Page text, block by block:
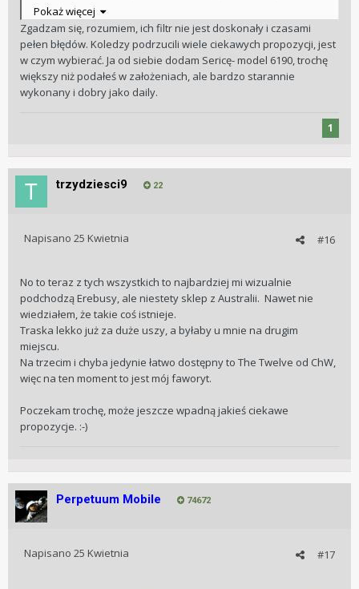
skonsultować temat.
Pokaż więcej
Zgadzam się, rozumiem, ich filtr nie jest doskonały i czasami
pełen błędów. Koledzy podrzucili wiele ciekawych propozycji, jest
w czym wybierać. Ja od siebie dodam Sericę- model 6190, trochę
większy niż podałeś w założeniach, ale bardzo starannie
wykonany i dobry jako daily.
1
trzydziesci9 22
#16
Napisano 25 Kwietnia
No to teraz z tych wszystkich to najbardziej mi wizualnie
podchodzą Erebusy, ale niestety sklep z Australii. Nawet nie
wiedziałem, że takie coś istnieje.
Traska lekko już za duże uszy, a byłaby u mnie na drugim
miejscu.
Na trzecim i chyba jedynie łatwo dostępny to The Twelve od ChW,
więc na ten moment to jest mój faworyt.
Poczekam trochę, może jeszcze wpadną jakieś ciekawe
propozycje. :-)
Perpetuum Mobile 74672
#17
Napisano 25 Kwietnia